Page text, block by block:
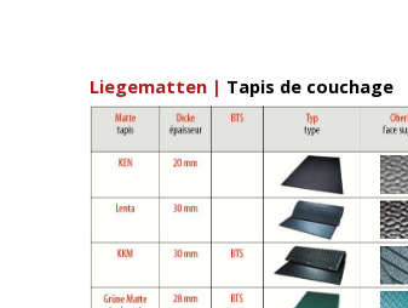
Liegematten | Tapis de couchage